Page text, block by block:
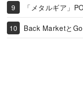
「メタルギア」
Back Marketと